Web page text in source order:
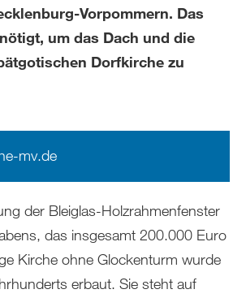
Vorpommern. Das
um das Dach und die
Dorfkirche zu
mv.de
der Bleiglas-Holzrahmenfenster
das insgesamt 200.000 Euro
Kirche ohne Glockenturm wurde
erbaut. Sie steht auf